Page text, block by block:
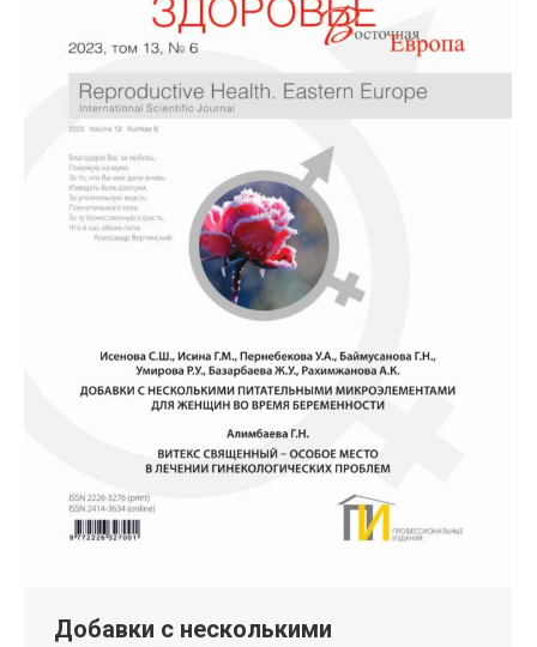
Добавки с несколькими